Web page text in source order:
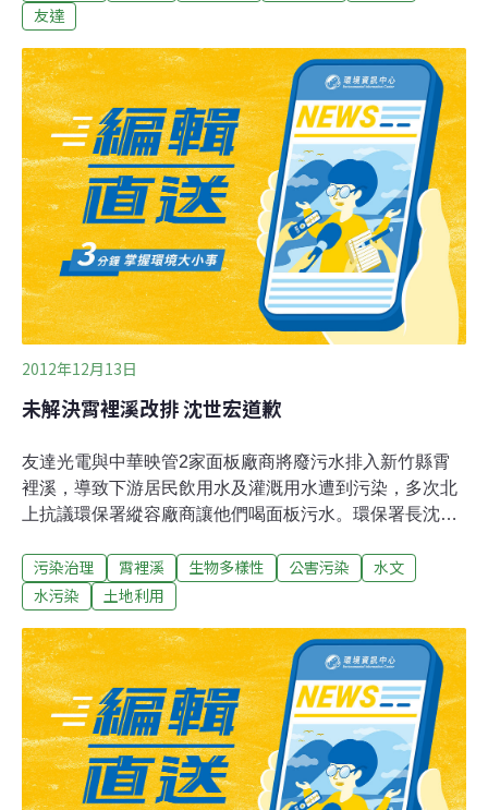
的夢想終於有了期待。據了解，另一家廢水排放霄裡溪大
入審查，外傳友達提供華映技術，但友達公司今否認。
（相關報導請參考〈政府挺廢水排河川 毒害小鎮13年〉）
霄裡溪是鳳山溪支流，上游在桃園縣龍潭鄉，中下游則流
入新竹縣新埔鎮巨埔里、鹿鳴里，最後注入鳳山溪，全長
16公里。位於霄裡溪上游的中華映管龍潭廠、友達光電龍
潭渴望園區廠，分別於2000年、2002年通過環評，將每日
合計3萬噸廢水排入霄裡溪，從上游的桃園縣跨界流入新
竹縣新埔鎮。
友達
2012年12月13日
未解決霄裡溪改排 沈世宏道歉
友達光電與中華映管2家面板廠商將廢污水排入新竹縣霄
裡溪，導致下游居民飲用水及灌溉用水遭到污染，多次北
上抗議環保署縱容廠商讓他們喝面板污水。環保署長沈世
此向新竹居民道歉，也要求華映於19日前提解決方案。沈
世宏指出，目前友達已經提出「水質優化方案」，將朝全
要求華映必須在19日前提出「水質優化方案」，希望華映
能比照友達提出對環境友善的放流水規劃。而沈世宏在回
答民進黨立委劉建國質詢時表示，目前友達、華映2面板
廠的事業廢水排放已符合水利會灌溉用水標準，此話一出
讓現場不少立委與居民代表譁然。新竹縣居民代表說，新
竹農田水利會每季會針對霄裡溪廢水排放檢測，沒有1次
合格，但反觀環保署參採由友達設置的連續監測系統，卻
污染治理 霄裡溪 生物多樣性 公害污染
水文
水污染
土地利用